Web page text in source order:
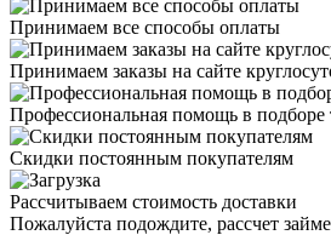
Принимаем все способы оплаты
Принимаем заказы на сайте
Профессиональная помощь в подборе
Скидки постоянным покупателям
Рассчитываем стоимость доставки
Пожалуйста подождите, рассчет